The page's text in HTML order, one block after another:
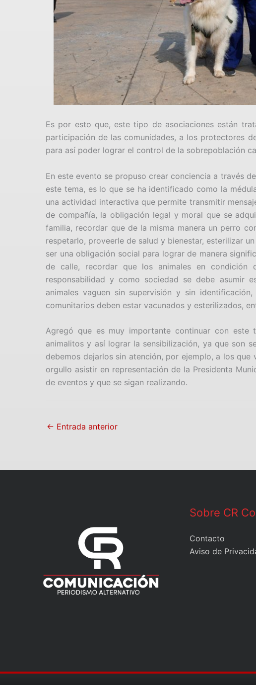
Es por esto que, este tipo de asociaciones están
participación de las comunidades, a los protectores
para así poder lograr el control de la sobrepoblación
En este evento se propuso crear conciencia a través
este tema, es lo que se ha identificado como la
una actividad interactiva que permite transmitir
de compañía, la obligación legal y moral que se
familia, recordar que de la misma manera un perro
respetarlo, proveerle de salud y bienestar, esterilizar
ser una obligación social para lograr de manera
de calle, recordar que los animales en
responsabilidad y como sociedad se debe asumir
animales vaguen sin supervisión y sin
comunitarios deben estar vacunados y esterilizados,
Agregó que es muy importante continuar con
animalitos y así lograr la sensibilización, ya que son
debemos dejarlos sin atención, por ejemplo, a los
orgullo asistir en representación de la Presidenta
de eventos y que se sigan realizando.
← Entrada anterior
Sobre CR
Contacto
Aviso de